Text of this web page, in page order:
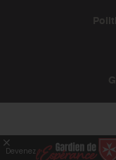
Devenez